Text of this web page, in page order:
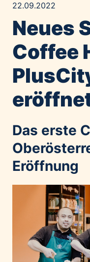
Alawyer
Amadeus Austrian Music
Bolt
Constantia Flexibles
Costa Kreuzfahrten
Emirates
Financial Times
GE HealthCare
Home of Work
JP Immobilien
Kroatische Zentrale für
List Holding Gruppe
22.09.2022
Neues
Coffee
Das erste
Eröffnung